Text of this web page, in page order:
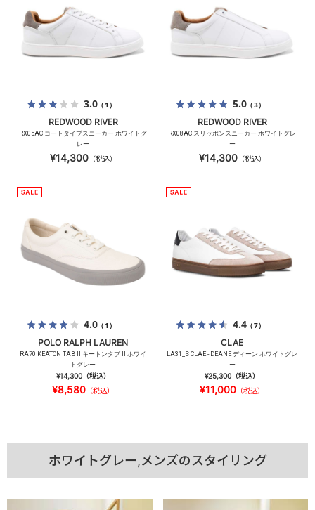
3.0（1）
REDWOOD RIVER
RX05AC コートタイプスニーカー ホワイトグ
レー
¥14,300（税込）
5.0（3）
REDWOOD RIVER
RX08AC スリッポンスニーカー ホワイトグレ
ー
¥14,300（税込）
4.0（1）
POLO RALPH LAUREN
RA70 KEATON TAB II キートンタブ II ホワイ
トグレー
¥14,300（税込）
¥8,580 （税込）
4.4（7）
CLAE
LA31_S CLAE - DEANE ディーン ホワイトグレ
ー
¥25,300（税込）
¥11,000 （税込）
ホワイトグレー,メンズのスタイリング